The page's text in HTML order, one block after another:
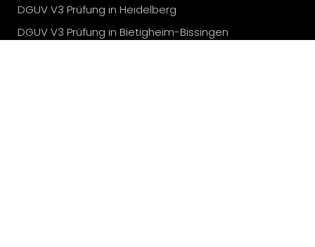
DGUV V3 Prüfung in Heidelberg
DGUV V3 Prüfung in Bietigheim-Bissingen